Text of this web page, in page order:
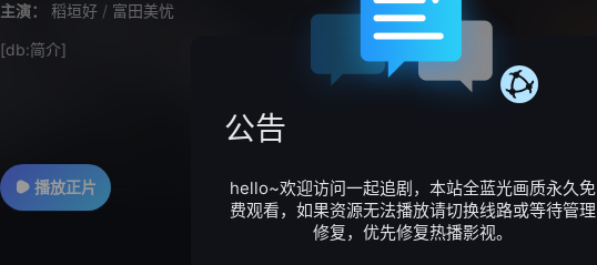
主演：
稻垣好 / 富田美忧
[db:简介]
播放正片
公告
hello~欢迎访问一起追剧，本站全蓝光画质永久免
费观看，如果资源无法播放请切换线路或等待管理
修复，优先修复热播影视。